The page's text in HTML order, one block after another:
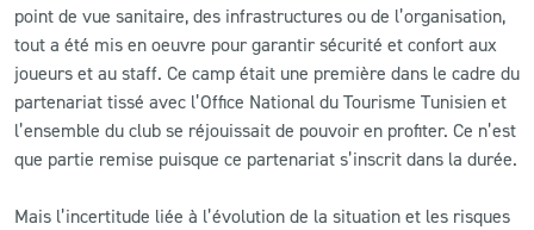
point de vue sanitaire, des infrastructures ou de l’organisation,
tout a été mis en oeuvre pour garantir sécurité et confort aux
joueurs et au staff. Ce camp était une première dans le cadre du
partenariat tissé avec l’Office National du Tourisme Tunisien et
l’ensemble du club se réjouissait de pouvoir en profiter. Ce n’est
que partie remise puisque ce partenariat s’inscrit dans la durée.
Mais l’incertitude liée à l’évolution de la situation et les risques